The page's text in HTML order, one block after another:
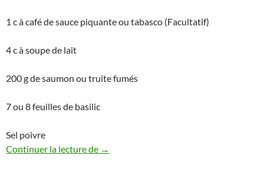
1 c à café de sauce piquante ou tabasco (Facultatif)
4 c à soupe de lait
200 g de saumon ou truite fumés
7 ou 8 feuilles de basilic
Sel poivre
Continuer la lecture de Verrines rafraîchissantes concombre,
→